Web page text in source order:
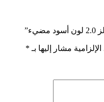
مشار إليها بـ *